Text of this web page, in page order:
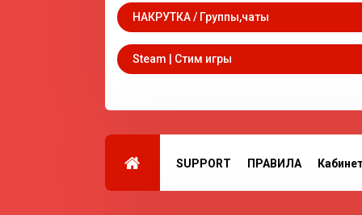
НАКРУТКА / Группы,чаты
Steam | Стим игры
SUPPORT ПРАВИЛА